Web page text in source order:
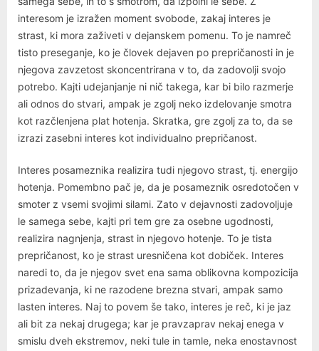
interesom je izražen moment svobode, zakaj interes je
strast, ki mora zaživeti v dejanskem pomenu. To je namreč
tisto preseganje, ko je človek dejaven po prepričanosti in je
njegova zavzetost skoncentrirana v to, da zadovolji svojo
potrebo. Kajti udejanjanje ni nič takega, kar bi bilo razmerje
ali odnos do stvari, ampak je zgolj neko izdelovanje smotra
kot razčlenjena plat hotenja. Skratka, gre zgolj za to, da se
izrazi zasebni interes kot individualno prepričanost.
Interes posameznika realizira tudi njegovo strast, tj. energijo
hotenja. Pomembno pač je, da je posameznik osredotočen v
smoter z vsemi svojimi silami. Zato v dejavnosti zadovoljuje
le samega sebe, kajti pri tem gre za osebne ugodnosti,
realizira nagnjenja, strast in njegovo hotenje. To je tista
prepričanost, ko je strast uresničena kot dobiček. Interes
naredi to, da je njegov svet ena sama oblikovna kompozicija
prizadevanja, ki ne razodene brezna stvari, ampak samo
lasten interes. Naj to povem še tako, interes je reč, ki je jaz
ali bit za nekaj drugega; kar je pravzaprav nekaj enega v
smislu dveh ekstremov, neki tule in tamle, neka enostavnost